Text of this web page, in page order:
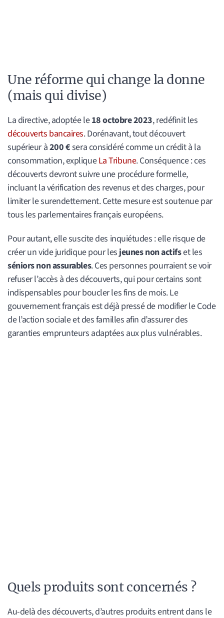
Une réforme qui change la donne
(mais qui divise)
La directive, adoptée le18 octobre 2023, redéfinit les
découverts bancaires. Dorénavant, tout découvert
supérieur à200 €sera considéré comme un crédit à la
consommation, expliqueLa Tribune. Conséquence : ces
découverts devront suivre une procédure formelle,
incluant la vérification des revenus et des charges, pour
limiter le surendettement. Cette mesure est soutenue par
tous les parlementaires français européens.
Pour autant, elle suscite des inquiétudes : elle risque de
créer un vide juridique pour lesjeunes non actifset les
séniors non assurables. Ces personnes pourraient se voir
refuser l’accès à des découverts, qui pour certains sont
indispensables pour boucler les fins de mois. Le
gouvernement français est déjà pressé de modifier le Code
de l’action sociale et des familles afin d’assurer des
garanties emprunteurs adaptées aux plus vulnérables.
Quels produits sont concernés ?
Au-delà des découverts, d’autres produits entrent dans le